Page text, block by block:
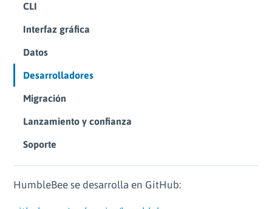
CLI
Interfaz gráfica
Datos
Desarrolladores
Migración
Lanzamiento y confianza
Soporte
HumbleBee se desarrolla en GitHub: